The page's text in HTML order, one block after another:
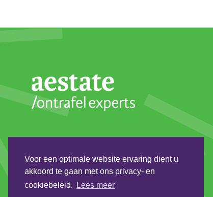
Voor een optimale website ervaring dient u
akkoord te gaan met ons privacy- en
cookiebeleid.
Lees meer
InstagramLinkedin